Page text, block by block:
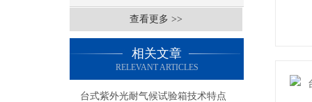
查看更多 >>
相关文章
RELEVANT ARTICLES
台式紫外光耐气候试验箱技术特点